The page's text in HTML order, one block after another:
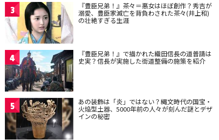
3 『豊臣兄弟！』茶々＝悪女はほぼ創作？秀吉が
溺愛、豊臣家滅亡を背負わされた茶々(井上和)
の壮絶すぎる生涯
4 『豊臣兄弟！』で描かれた織田信長の道普請は
史実？信長が実施した街道整備の施策を紹介
5 あの装飾は「炎」ではない？縄文時代の国宝・
火焔型土器、5000年前の人々が刻んだ謎とデザ
インの秘密